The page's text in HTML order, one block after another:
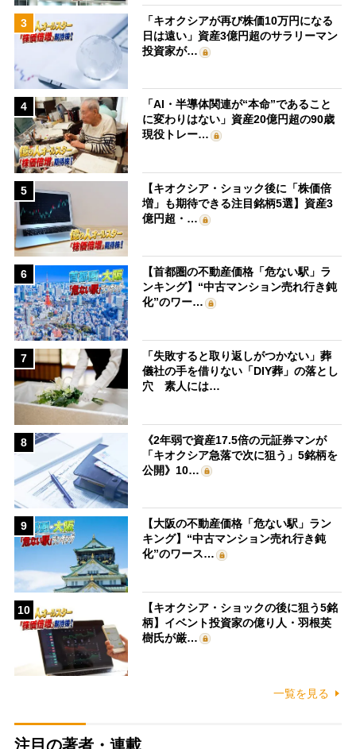
3
「キオクシアが再び株価10万円になる
日は遠い」資産3億円超のサラリーマン
投資家が…
4
「AI・半導体関連が“本命”であること
に変わりはない」資産20億円超の90歳
現役トレー…
5
【キオクシア・ショック後に「株価倍
増」も期待できる注目銘柄5選】資産3
億円超・…
6
【首都圏の不動産価格「危ない駅」ラ
ンキング】“中古マンション売れ行き鈍
化”のワー…
7
「失敗すると取り返しがつかない」葬
儀社の手を借りない「DIY葬」の落とし
穴 素人には…
8
《2年弱で資産17.5倍の元証券マンが
「キオクシア急落で次に狙う」5銘柄を
公開》10…
9
【大阪の不動産価格「危ない駅」ラン
キング】“中古マンション売れ行き鈍
化”のワース…
10
【キオクシア・ショックの後に狙う5銘
柄】イベント投資家の億り人・羽根英
樹氏が厳…
一覧を見る
注目の著者・連載